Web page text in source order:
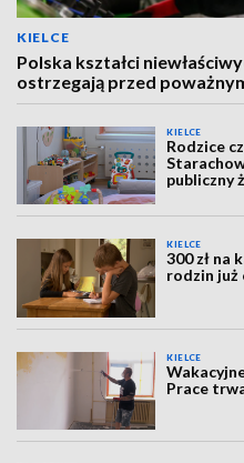
KIELCE
Polska kształci
ostrzegają przed
KIELCE
Rodzice
publiczny
KIELCE
300 zł na
rodzin już
KIELCE
Prace